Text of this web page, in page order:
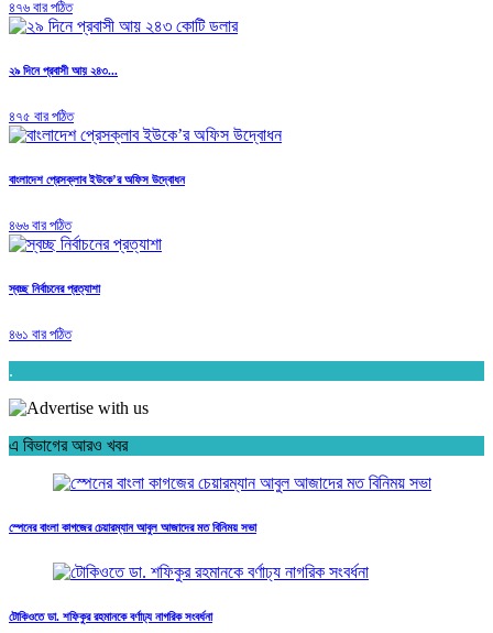
৪৭৬ বার পঠিত
২৯ দিনে প্রবাসী আয় ২৪৩...
৪৭৫ বার পঠিত
বাংলাদেশ প্রেসক্লাব ইউকে’র অফিস উদ্বোধন
৪৬৬ বার পঠিত
স্বচ্ছ নির্বাচনের প্রত্যাশা
৪৬১ বার পঠিত
.
এ বিভাগের আরও খবর
স্পেনের বাংলা কাগজের চেয়ারম্যান আবুল আজাদের মত বিনিময় সভা
টোকিওতে ডা. শফিকুর রহমানকে বর্ণাঢ্য নাগরিক সংবর্ধনা